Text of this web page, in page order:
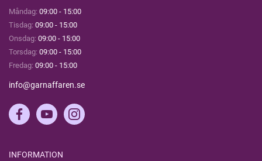
Måndag: 09:00 - 15:00
Tisdag: 09:00 - 15:00
Onsdag: 09:00 - 15:00
Torsdag: 09:00 - 15:00
Fredag: 09:00 - 15:00
info@garnaffaren.se
INFORMATION